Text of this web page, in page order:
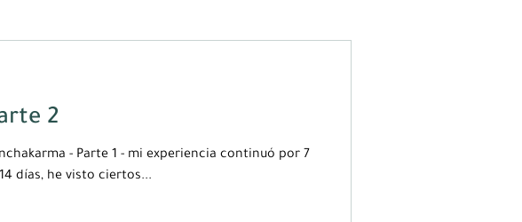
2
- Parte 1 - mi experiencia continuó por 7
días, he visto ciertos...